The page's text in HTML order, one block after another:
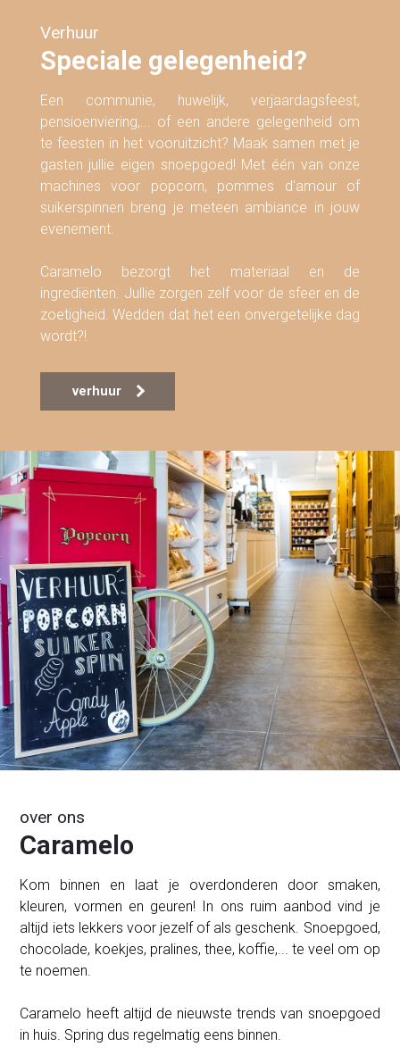
Verhuur
Speciale gelegenheid?
Een communie, huwelijk, verjaardagsfeest,
pensioenviering,... of een andere gelegenheid om
te feesten in het vooruitzicht? Maak samen met je
gasten jullie eigen snoepgoed! Met één van onze
machines voor popcorn, pommes d'amour of
suikerspinnen breng je meteen ambiance in jouw
evenement.
Caramelo bezorgt het materiaal en de
ingrediënten. Jullie zorgen zelf voor de sfeer en de
zoetigheid. Wedden dat het een onvergetelijke dag
wordt?!
verhuur
over ons
Caramelo
Kom binnen en laat je overdonderen door smaken,
kleuren, vormen en geuren! In ons ruim aanbod vind je
altijd iets lekkers voor jezelf of als geschenk. Snoepgoed,
chocolade, koekjes, pralines, thee, koffie,... te veel om op
te noemen.
Caramelo heeft altijd de nieuwste trends van snoepgoed
in huis. Spring dus regelmatig eens binnen.